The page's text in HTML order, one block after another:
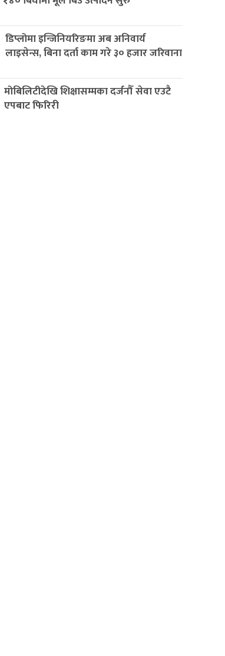
डिप्लोमा इन्जिनियरिङमा अब अनिवार्य
लाइसेन्स, बिना दर्ता काम गरे ३० हजार जरिवाना
मोबिलिटीदेखि शिक्षासम्मका दर्जनौँ सेवा एउटै
एपबाट फिरिरी